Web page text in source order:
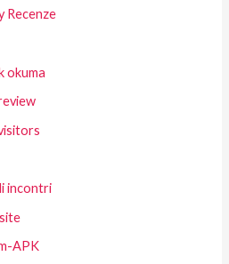
Recenze
okuma
incontri
APK